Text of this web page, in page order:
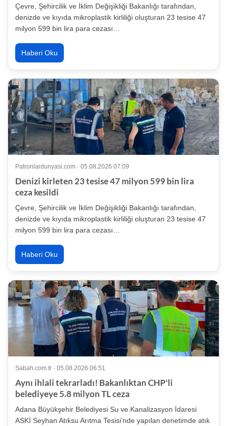
Çevre, Şehircilik ve İklim Değişikliği Bakanlığı tarafından,
denizde ve kıyıda mikroplastik kirliliği oluşturan 23 tesise 47
milyon 599 bin lira para cezası…
Haberi Oku
Patronlardunyasi.com · 05.08.2026 07:09
Denizi kirleten 23 tesise 47 milyon 599 bin lira
ceza kesildi
Çevre, Şehircilik ve İklim Değişikliği Bakanlığı tarafından,
denizde ve kıyıda mikroplastik kirliliği oluşturan 23 tesise 47
milyon 599 bin lira para cezası…
Haberi Oku
Sabah.com.tr · 05.08.2026 06:51
Aynı ihlali tekrarladı! Bakanlıktan CHP'li
belediyeye 5.8 milyon TL ceza
Adana Büyükşehir Belediyesi Su ve Kanalizasyon İdaresi
ASKİ Seyhan Atıksu Arıtma Tesisi’nde yapılan denetimde atık